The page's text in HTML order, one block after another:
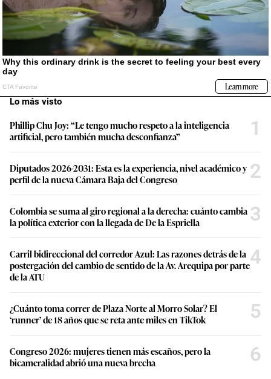
Lo más visto
Phillip Chu Joy: “Le tengo mucho respeto a la inteligencia
artificial, pero también mucha desconfianza”
1
Diputados 2026-2031: Esta es la experiencia, nivel académico y
perfil de la nueva Cámara Baja del Congreso
2
Colombia se suma al giro regional a la derecha: cuánto cambia
la política exterior con la llegada de De la Espriella
3
Carril bidireccional del corredor Azul: Las razones detrás de la
postergación del cambio de sentido de la Av. Arequipa por parte
de la ATU
4
¿Cuánto toma correr de Plaza Norte al Morro Solar? El
‘runner’ de 18 años que se reta ante miles en TikTok
5
Congreso 2026: mujeres tienen más escaños, pero la
bicameralidad abrió una nueva brecha
6